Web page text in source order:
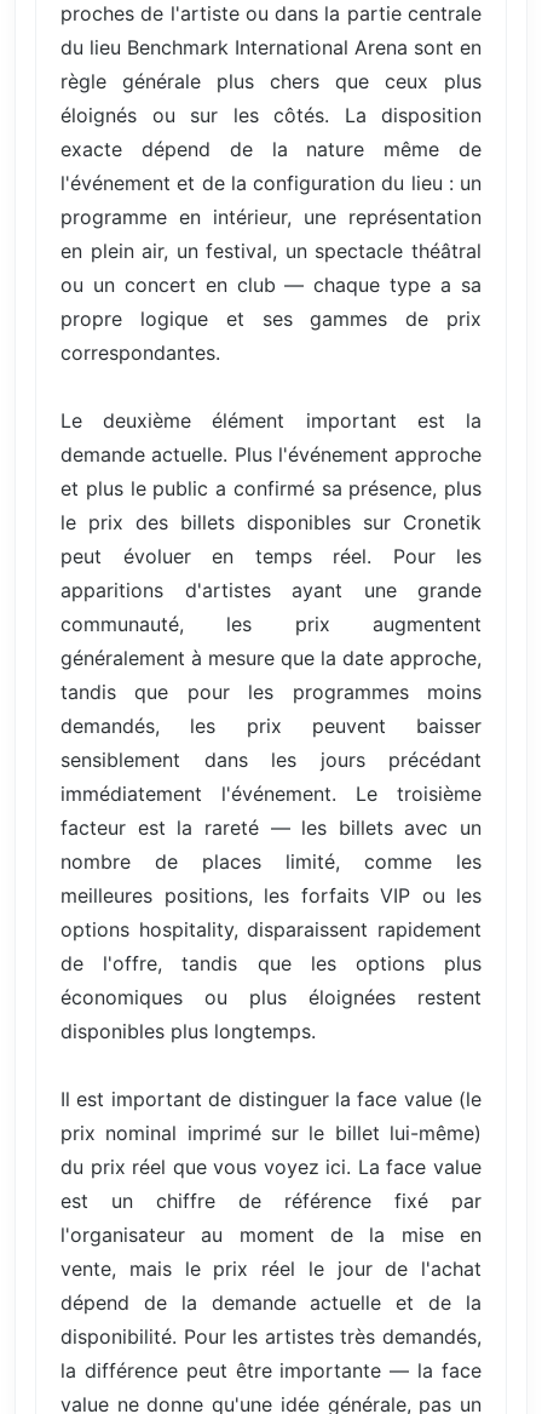
proches de l'artiste ou dans la partie centrale
du lieu Benchmark International Arena sont en
règle générale plus chers que ceux plus
éloignés ou sur les côtés. La disposition
exacte dépend de la nature même de
l'événement et de la configuration du lieu : un
programme en intérieur, une représentation
en plein air, un festival, un spectacle théâtral
ou un concert en club — chaque type a sa
propre logique et ses gammes de prix
correspondantes.
Le deuxième élément important est la
demande actuelle. Plus l'événement approche
et plus le public a confirmé sa présence, plus
le prix des billets disponibles sur Cronetik
peut évoluer en temps réel. Pour les
apparitions d'artistes ayant une grande
communauté, les prix augmentent
généralement à mesure que la date approche,
tandis que pour les programmes moins
demandés, les prix peuvent baisser
sensiblement dans les jours précédant
immédiatement l'événement. Le troisième
facteur est la rareté — les billets avec un
nombre de places limité, comme les
meilleures positions, les forfaits VIP ou les
options hospitality, disparaissent rapidement
de l'offre, tandis que les options plus
économiques ou plus éloignées restent
disponibles plus longtemps.
Il est important de distinguer la face value (le
prix nominal imprimé sur le billet lui-même)
du prix réel que vous voyez ici. La face value
est un chiffre de référence fixé par
l'organisateur au moment de la mise en
vente, mais le prix réel le jour de l'achat
dépend de la demande actuelle et de la
disponibilité. Pour les artistes très demandés,
la différence peut être importante — la face
value ne donne qu'une idée générale, pas un